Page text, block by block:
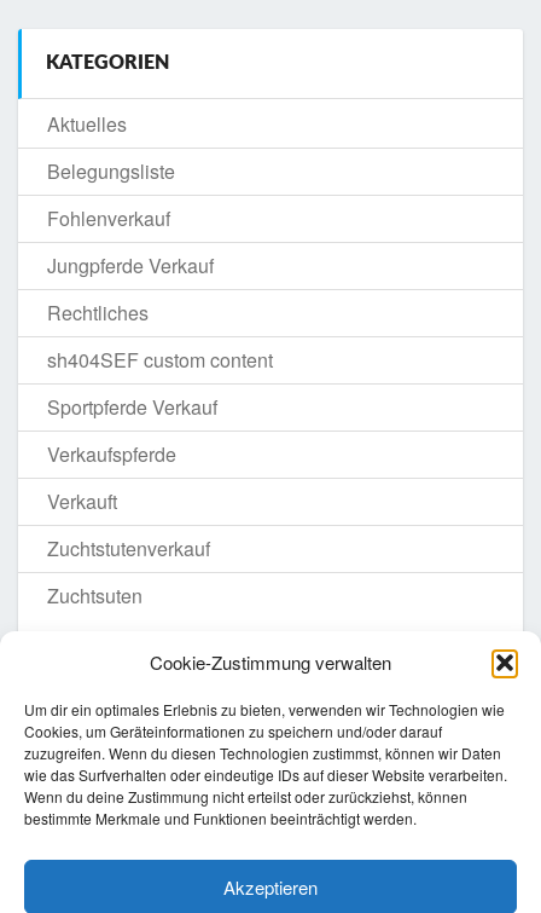
Cookie-Zustimmung verwalten
Um dir ein optimales Erlebnis zu bieten, verwenden wir Technologien wie
Cookies, um Geräteinformationen zu speichern und/oder darauf
zuzugreifen. Wenn du diesen Technologien zustimmst, können wir Daten
wie das Surfverhalten oder eindeutige IDs auf dieser Website verarbeiten.
Wenn du deine Zustimmung nicht erteilst oder zurückziehst, können
bestimmte Merkmale und Funktionen beeinträchtigt werden.
Akzeptieren
KATEGORIEN
Aktuelles
Belegungsliste
Fohlenverkauf
Jungpferde Verkauf
Rechtliches
sh404SEF custom content
Sportpferde Verkauf
Verkaufspferde
Verkauft
Zuchtstutenverkauf
Zuchtsuten
Homepage
Impressum